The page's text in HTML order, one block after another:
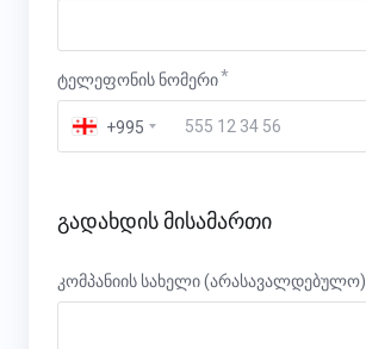
ტელეფონის ნომერი
+995
გადახდის მისამართი
კომპანიის სახელი (არასავალდებულო)